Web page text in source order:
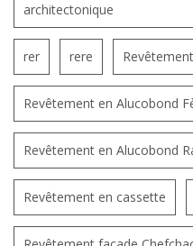
architectonique
rer rere
Revêtement en Alucobond
Revêtement en Alucobond
Revêtement en cassette